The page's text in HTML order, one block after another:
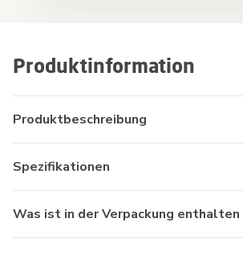
Produktinformation
Produktbeschreibung
Spezifikationen
Was ist in der Verpackung enthalten